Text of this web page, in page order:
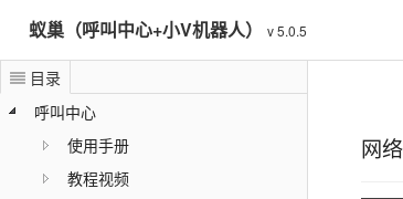
蚁巢（呼叫中心+小V机器人）v 5.0.5
目录
呼叫中心
使用手册
教程视频
网